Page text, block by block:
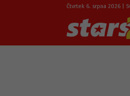
Čtvrtek 6. srpna 2026 |